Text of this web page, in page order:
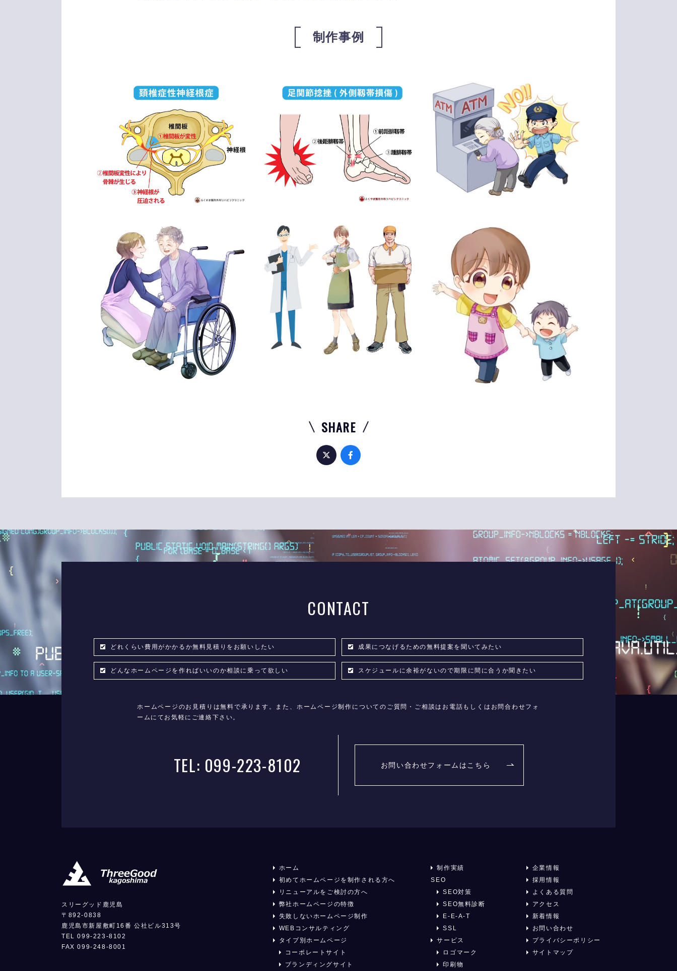
制作事例
SHARE
CONTACT
どれくらい費用がかかるか無料見積りをお願いしたい 成果につなげるための無料提案を聞いてみたい
どんなホームページを作ればいいのか相談に乗って欲しい スケジュールに余裕がないので期限に間に合うか聞きたい
ホームページのお見積りは無料で承ります。また、ホームページ制作についてのご質問・ご相談はお電話もしくはお問合わせフォ
ームにてお気軽にご連絡下さい。
TEL: 099-223-8102 お問い合わせフォームはこちら
スリーグッド鹿児島
〒892-0838
鹿児島市新屋敷町16番 公社ビル313号
TEL 099-223-8102
FAX 099-248-8001
ホーム
初めてホームページを制作される方へ
リニューアルをご検討の方へ
弊社ホームページの特徴
失敗しないホームページ制作
WEBコンサルティング
タイプ別ホームページ
コーポレートサイト
ブランディングサイト
制作実績
SEO
SEO対策
SEO無料診断
E-E-A-T
SSL
サービス
ロゴマーク
印刷物
企業情報
採用情報
よくある質問
アクセス
新着情報
お問い合わせ
プライバシーポリシー
サイトマップ